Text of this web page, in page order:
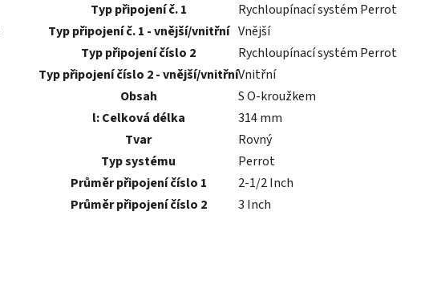
Typ připojení č. 1
Rychloupínací systém Perrot
Typ připojení č. 1 - vnější/vnitřní Vnější
Typ připojení číslo 2
Rychloupínací systém Perrot
Typ připojení číslo 2 - vnější/vnitřníVnitřní
Obsah
S O-kroužkem
l:Celková délka 314mm
Tvar
Rovný
Typ systému
Perrot
Průměr připojení číslo 1
2-1/2Inch
Průměr připojení číslo 2
3 Inch